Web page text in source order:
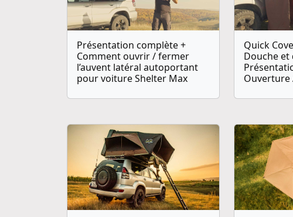
Présentation complète +
Comment ouvrir / fermer
l’auvent latéral autoportant
pour voiture Shelter Max
Quick
Douche
Ouverture